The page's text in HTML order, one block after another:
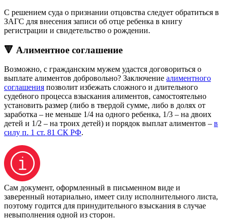
С решением суда о признании отцовства следует обратиться в
ЗАГС для внесения записи об отце ребенка в книгу
регистрации и свидетельство о рождении.
🔻 Алиментное соглашение
Возможно, с гражданским мужем удастся договориться о
выплате алиментов добровольно? Заключение алиментного
соглашения позволит избежать сложного и длительного
судебного процесса взыскания алиментов, самостоятельно
установить размер (либо в твердой сумме, либо в долях от
заработка – не меньше 1/4 на одного ребенка, 1/3 – на двоих
детей и 1/2 – на троих детей) и порядок выплат алиментов – в
силу п. 1 ст. 81 СК РФ.
Сам документ, оформленный в письменном виде и
заверенный нотариально, имеет силу исполнительного листа,
поэтому годится для принудительного взыскания в случае
невыполнения одной из сторон.